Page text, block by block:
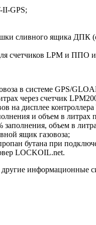
II-GPS;
сливного ящика ДПК
счетчиков LPM и ППО
в системе GPS/
через счетчик
на дисплее
и объем в литрах
объем в
ящик газовоза;
бутана при
LOCKOIL.net.
информационные